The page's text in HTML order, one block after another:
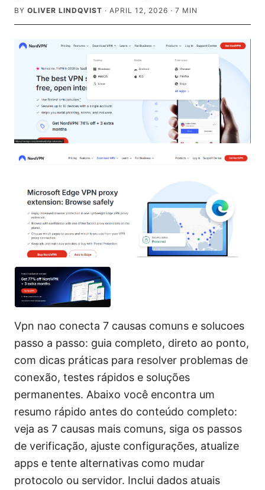
BY OLIVER LINDQVIST · APRIL 12, 2026 · 7 MIN
Vpn nao conecta 7 causas comuns e solucoes
passo a passo: guia completo, direto ao ponto,
com dicas práticas para resolver problemas de
conexão, testes rápidos e soluções
permanentes. Abaixo você encontra um
resumo rápido antes do conteúdo completo:
veja as 7 causas mais comuns, siga os passos
de verificação, ajuste configurações, atualize
apps e tente alternativas como mudar
protocolo ou servidor. Inclui dados atuais